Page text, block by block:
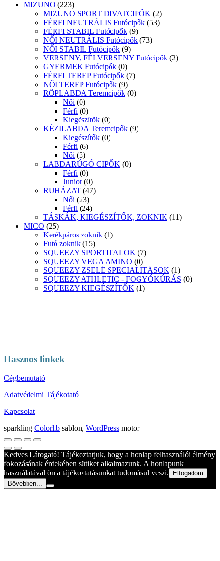
MIZUNO (223)
MIZUNO SPORT DIVATCIPŐK (2)
FÉRFI NEUTRÁLIS Futócipők (53)
FÉRFI STABIL Futócipők (9)
NŐI NEUTRÁLIS Futócipők (73)
NŐI STABIL Futócipők (9)
VERSENY, FÉLVERSENY Futócipők (2)
GYERMEK Futócipők (0)
FÉRFI TEREP Futócipők (7)
NŐI TEREP Futócipők (9)
RÖPLABDA Teremcipők (0)
Női (0)
Férfi (0)
Kiegészítők (0)
KÉZILABDA Teremcipők (9)
Kiegészítők (0)
Férfi (6)
Női (3)
LABDARÚGÓ CIPŐK (0)
Férfi (0)
Junior (0)
RUHÁZAT (47)
Női (23)
Férfi (24)
TÁSKÁK, KIEGÉSZÍTŐK, ZOKNIK (11)
MICO (25)
Kerékpáros zoknik (1)
Futó zoknik (15)
SQUEEZY SPORTITALOK (7)
SQUEEZY VEGA AMINO (0)
SQUEEZY ZSELÉ SPECIALITÁSOK (1)
SQUEEZY ATHLETIC - FOGYÓKÚRÁS (0)
SQUEEZY KIEGÉSZÍTŐK (1)
Hasznos linkek
Cégbemutató
Adatvédelmi Tájékotató
Kapcsolat
sparkling Colorlib sablon, WordPress motor
Kedves Látogató! Tájékoztatjuk, hogy a honlap felhasználói élmény
fokozásának érdekében sütiket alkalmazunk. A honlapunk
használatával ön a tájékoztatásunkat tudomásul veszi.
Elfogadom
Bővebben...